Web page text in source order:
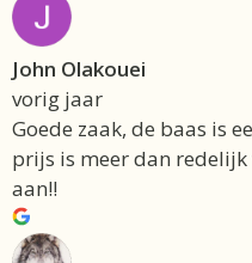
John Olakouei
vorig jaar
Goede zaak, de baas is
prijs is meer dan
aan!!